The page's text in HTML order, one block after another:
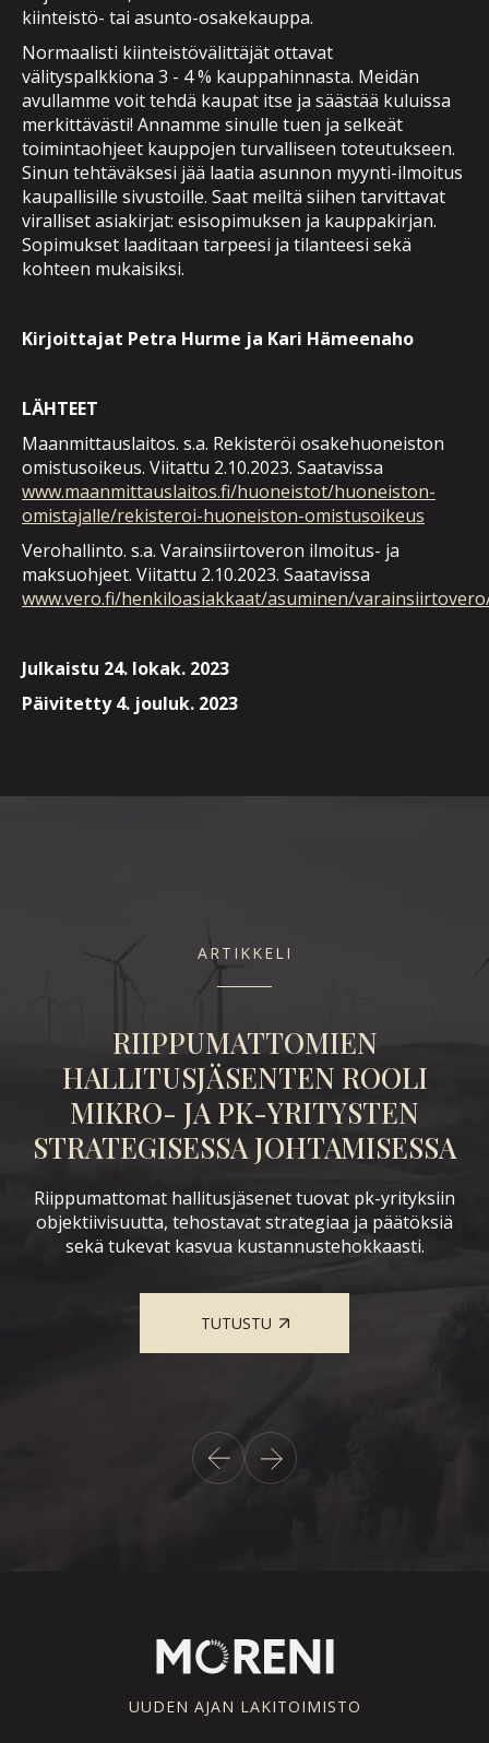
kiinteistö- tai asunto-osakekauppa.
Normaalisti kiinteistövälittäjät ottavat
välityspalkkiona 3 - 4 % kauppahinnasta. Meidän
avullamme voit tehdä kaupat itse ja säästää kuluissa
merkittävästi! Annamme sinulle tuen ja selkeät
toimintaohjeet kauppojen turvalliseen toteutukseen.
Sinun tehtäväksesi jää laatia asunnon myynti-ilmoitus
kaupallisille sivustoille. Saat meiltä siihen tarvittavat
viralliset asiakirjat: esisopimuksen ja kauppakirjan.
Sopimukset laaditaan tarpeesi ja tilanteesi sekä
kohteen mukaisiksi.
Kirjoittajat Petra Hurme ja Kari Hämeenaho
LÄHTEET
Maanmittauslaitos. s.a. Rekisteröi osakehuoneiston
omistusoikeus. Viitattu 2.10.2023. Saatavissa
www.maanmittauslaitos.fi/huoneistot/huoneiston-
omistajalle/rekisteroi-huoneiston-omistusoikeus
Verohallinto. s.a. Varainsiirtoveron ilmoitus- ja
maksuohjeet. Viitattu 2.10.2023. Saatavissa
www.vero.fi/henkiloasiakkaat/asuminen/
Julkaistu 24. lokak. 2023
Päivitetty 4. jouluk. 2023
ARTIKKELI
RIIPPUMATTOMIEN
HALLITUSJÄSENTEN ROOLI
MIKRO- JA PK-YRITYSTEN
STRATEGISESSA JOHTAMISESSA
Riippumattomat hallitusjäsenet tuovat pk-yrityksiin
objektiivisuutta, tehostavat strategiaa ja päätöksiä
sekä tukevat kasvua kustannustehokkaasti.
TUTUSTU
UUDEN AJAN LAKITOIMISTO